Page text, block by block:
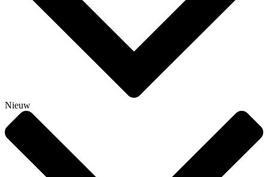
Nieuw